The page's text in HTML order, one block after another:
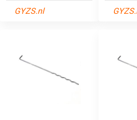
GYZS.nl